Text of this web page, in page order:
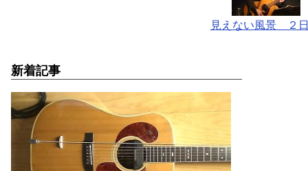
見えない風景 ２
新着記事